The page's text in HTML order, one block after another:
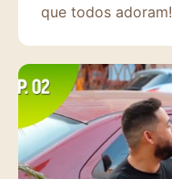
que todos adoram!